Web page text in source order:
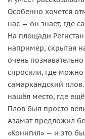
Особенно хочется
нас — он знает, где
На площади
например, скрытая
очень
спросили, где
самаркандский
нашёл место, где ещё
Плов был просто
Азамат предложил
«Конигил» — и это